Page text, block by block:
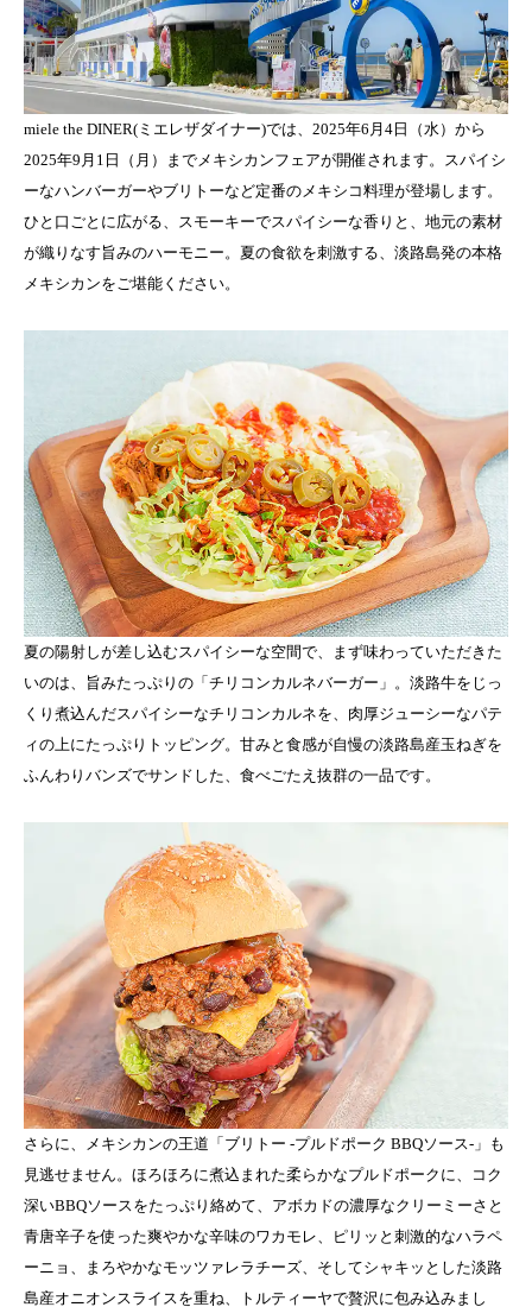
miele the DINER(ミエレザダイナー)では、2025年6月4日（水）から
2025年9月1日（月）までメキシカンフェアが開催されます。スパイシ
ーなハンバーガーやブリトーなど定番のメキシコ料理が登場します。
ひと口ごとに広がる、スモーキーでスパイシーな香りと、地元の素材
が織りなす旨みのハーモニー。夏の食欲を刺激する、淡路島発の本格
メキシカンをご堪能ください。
夏の陽射しが差し込むスパイシーな空間で、まず味わっていただきた
いのは、旨みたっぷりの「チリコンカルネバーガー」。淡路牛をじっ
くり煮込んだスパイシーなチリコンカルネを、肉厚ジューシーなパテ
ィの上にたっぷりトッピング。甘みと食感が自慢の淡路島産玉ねぎを
ふんわりバンズでサンドした、食べごたえ抜群の一品です。
さらに、メキシカンの王道「ブリトー -プルドポーク BBQソース-」も
見逃せません。ほろほろに煮込まれた柔らかなプルドポークに、コク
深いBBQソースをたっぷり絡めて、アボカドの濃厚なクリーミーさと
青唐辛子を使った爽やかな辛味のワカモレ、ピリッと刺激的なハラペ
ーニョ、まろやかなモッツァレラチーズ、そしてシャキッとした淡路
島産オニオンスライスを重ね、トルティーヤで贅沢に包み込みまし